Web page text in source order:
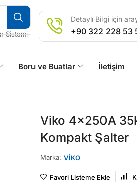
Sistemi
Detaylı Bilgi için
+90 322 228 53
Boru ve Buatlar İletişim
Viko 4x250A
Kompakt Şalter
Marka: VİKO
Favori Listeme Ekle